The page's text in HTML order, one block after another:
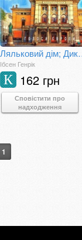
Ібсен Генрік
162 грн
К
Сповістити про
надходження
1